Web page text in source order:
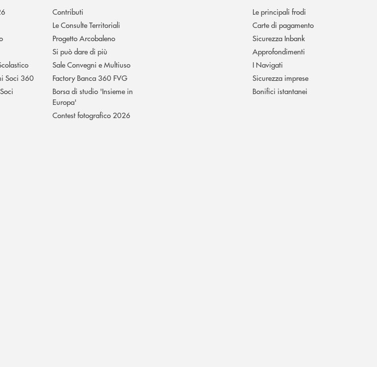
Soci 360
Contributi
Le Consulte Territoriali
Progetto Arcobaleno
Si può dare di più
Sale Convegni e Multiuso
Factory Banca 360 FVG
Borsa di studio 'Insieme in
Europa'
Contest fotografico 2026
Le principali frodi
Carte di pagamento
Sicurezza Inbank
Approfondimenti
I Navigati
Sicurezza imprese
Bonifici istantanei